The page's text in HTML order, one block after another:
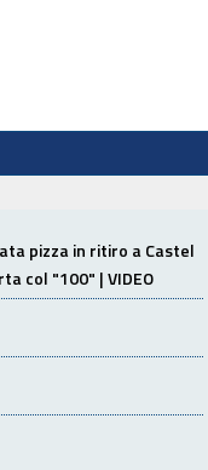
pizza in ritiro a Castel
col "100" | VIDEO